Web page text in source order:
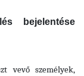
bejelentése
vevő személyek,